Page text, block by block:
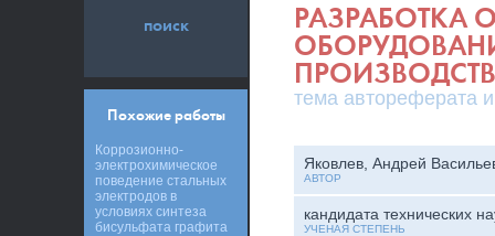
РАЗРАБОТКА
тема автореферата
Яковлев, Андрей
АВТОР
кандидата технических
УЧЕНАЯ СТЕПЕНЬ
поиск
Похожие работы
Коррозионно-
электрохимическое
поведение стальных
электродов в
условиях синтеза
бисульфата графита